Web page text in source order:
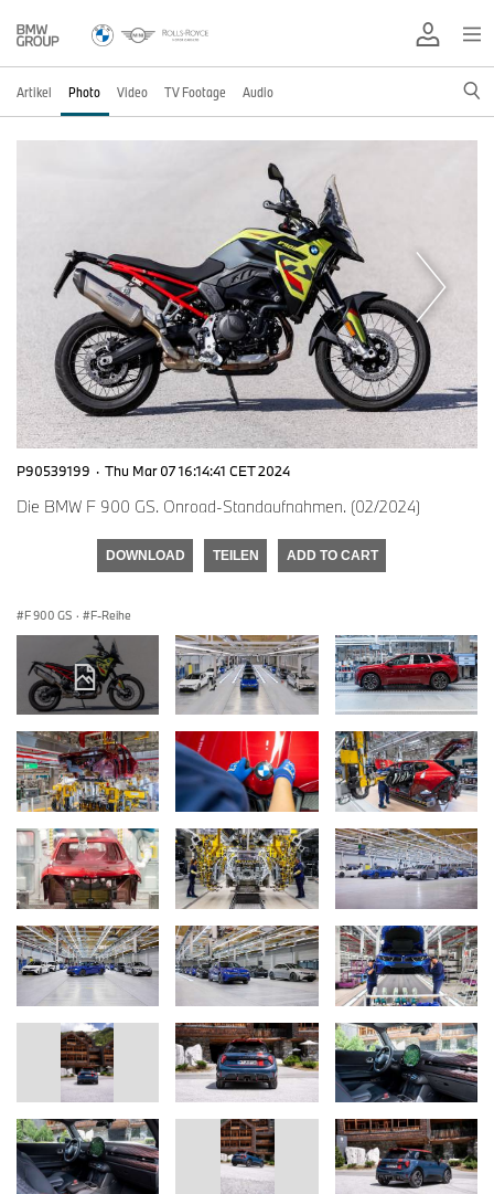
Artikel Photo Video TV Footage Audio
P90539199 · Thu Mar 07 16:14:41 CET 2024
Die BMW F 900 GS. Onroad-Standaufnahmen. (02/2024)
DOWNLOAD TEILEN ADD TO CART
F 900 GS · F-Reihe